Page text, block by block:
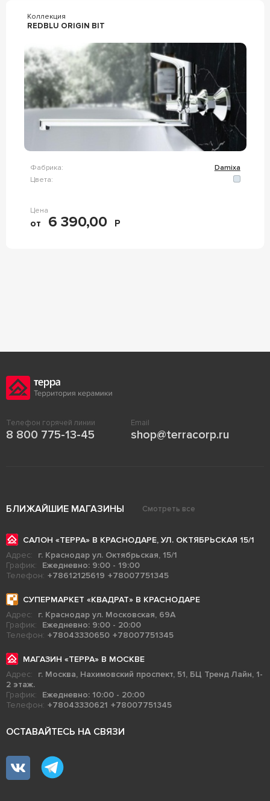
Коллекция
REDBLU ORIGIN BIT
Фабрика:
Damixa
Цвета:
Цена
от 6 390,00 Р
Телефон горячей линии
8 800 775-13-45
Email
shop@terracorp.ru
БЛИЖАЙШИЕ МАГАЗИНЫ Смотреть все
САЛОН «ТЕРРА» В КРАСНОДАРЕ, УЛ. ОКТЯБРЬСКАЯ 15/1
Адрес:
г. Краснодар ул. Октябрьская, 15/1
График:
Ежедневно: 9:00 - 19:00
Телефон: +78612125619 +78007751345
СУПЕРМАРКЕТ «КВАДРАТ» В КРАСНОДАРЕ
Адрес:
г. Краснодар ул. Московская, 69А
График:
Ежедневно: 9:00 - 20:00
Телефон: +78043330650 +78007751345
МАГАЗИН «ТЕРРА» В МОСКВЕ
Адрес:
г. Москва, Нахимовский проспект, 51, БЦ Тренд Лайн, 1-
2 этаж.
График:
Ежедневно: 10:00 - 20:00
Телефон: +78043330621 +78007751345
ОСТАВАЙТЕСЬ НА СВЯЗИ